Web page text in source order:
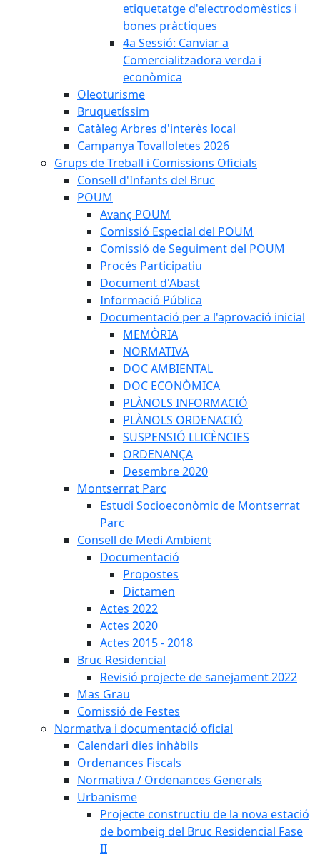
etiquetatge d'electrodomèstics i
bones pràctiques
4a Sessió: Canviar a
Comercialitzadora verda i
econòmica
Oleoturisme
Bruquetíssim
Catàleg Arbres d'interès local
Campanya Tovalloletes 2026
Grups de Treball i Comissions Oficials
Consell d'Infants del Bruc
POUM
Avanç POUM
Comissió Especial del POUM
Comissió de Seguiment del POUM
Procés Participatiu
Document d'Abast
Informació Pública
Documentació per a l'aprovació inicial
MEMÒRIA
NORMATIVA
DOC AMBIENTAL
DOC ECONÒMICA
PLÀNOLS INFORMACIÓ
PLÀNOLS ORDENACIÓ
SUSPENSIÓ LLICÈNCIES
ORDENANÇA
Desembre 2020
Montserrat Parc
Estudi Socioeconòmic de Montserrat
Parc
Consell de Medi Ambient
Documentació
Propostes
Dictamen
Actes 2022
Actes 2020
Actes 2015 - 2018
Bruc Residencial
Revisió projecte de sanejament 2022
Mas Grau
Comissió de Festes
Normativa i documentació oficial
Calendari dies inhàbils
Ordenances Fiscals
Normativa / Ordenances Generals
Urbanisme
Projecte constructiu de la nova estació
de bombeig del Bruc Residencial Fase
II